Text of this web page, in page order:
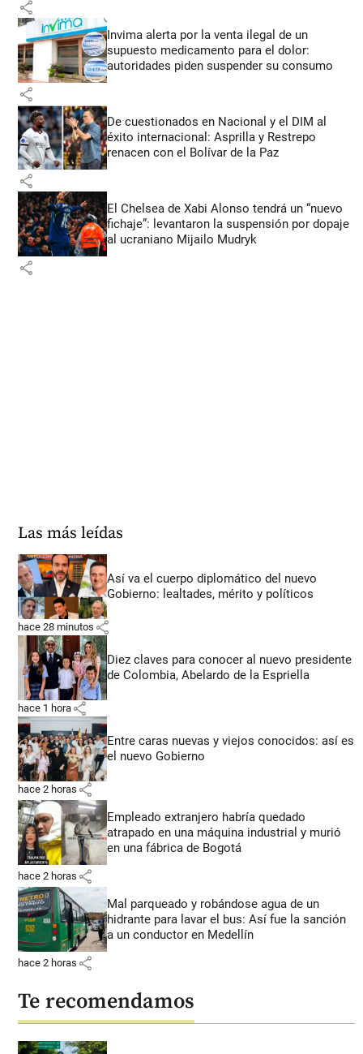
share
Invima alerta por la venta ilegal de un
supuesto medicamento para el dolor:
autoridades piden suspender su consumo
share
De cuestionados en Nacional y el DIM al
éxito internacional: Asprilla y Restrepo
renacen con el Bolívar de la Paz
share
El Chelsea de Xabi Alonso tendrá un “nuevo
fichaje”: levantaron la suspensión por dopaje
al ucraniano Mijailo Mudryk
share
Las más leídas
Así va el cuerpo diplomático del nuevo
Gobierno: lealtades, mérito y políticos
hace 28 minutos share
Diez claves para conocer al nuevo presidente
de Colombia, Abelardo de la Espriella
hace 1 hora share
Entre caras nuevas y viejos conocidos: así es
el nuevo Gobierno
hace 2 horas share
Empleado extranjero habría quedado
atrapado en una máquina industrial y murió
en una fábrica de Bogotá
hace 2 horas share
Mal parqueado y robándose agua de un
hidrante para lavar el bus: Así fue la sanción
a un conductor en Medellín
hace 2 horas share
Te recomendamos